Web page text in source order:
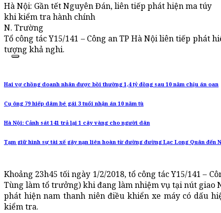
Hà Nội: Gần tết Nguyên Đán, liên tiếp phát hiện ma túy
khi kiểm tra hành chính
N. Trường
Tổ công tác Y15/141 – Công an TP Hà Nội liên tiếp phát
tượng khả nghi.
Hai vợ chồng doanh nhân được bồi thường 1,4 tỷ đồng sau 10 năm chịu án oan
Cụ ông 79 hiếp dâm bé gái 3 tuổi nhận án 10 năm tù
Hà Nội: Cảnh sát 141 trả lại 1 cây vàng cho người dân
Tạm giữ hình sự tài xế gây nạn liên hoàn từ đường đường Lạc Long Quân đến
Khoảng 23h45 tối ngày 1/2/2018, tổ công tác Y15/141 –
Tùng làm tổ trưởng) khi đang làm nhiệm vụ tại nút giao
phát hiện nam thanh niên điều khiển xe máy có dấu
kiểm tra.